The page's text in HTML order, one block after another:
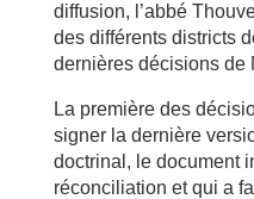
diffusion, l’abbé
des différents districts
dernières décisions de
La première des
signer la dernière
doctrinal, le document
réconciliation et qui a